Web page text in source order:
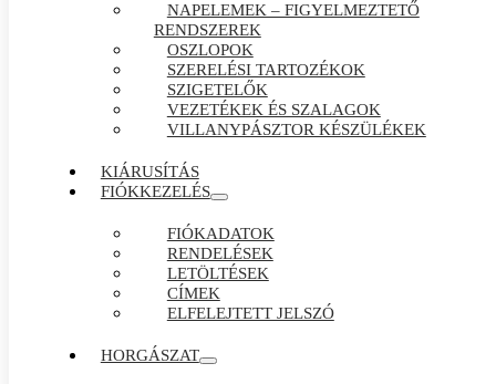
NAPELEMEK – FIGYELMEZTETŐ
RENDSZEREK
OSZLOPOK
SZERELÉSI TARTOZÉKOK
SZIGETELŐK
VEZETÉKEK ÉS SZALAGOK
VILLANYPÁSZTOR KÉSZÜLÉKEK
KIÁRUSÍTÁS
FIÓKKEZELÉS
FIÓKADATOK
RENDELÉSEK
LETÖLTÉSEK
CÍMEK
ELFELEJTETT JELSZÓ
HORGÁSZAT